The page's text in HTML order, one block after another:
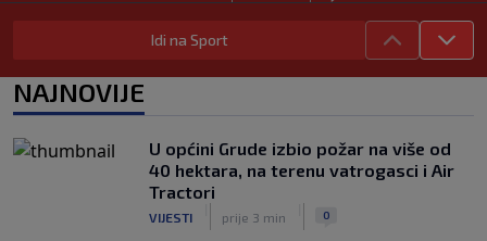
FS Norveške poručio Infantinu: Odlazi,
odmah!
NOGOMET prije 2 h
u bikiniju (FOTO+VIDEO)
OSTALI SPORTOVI
|
prije 2 h
| 0
Idi na Sport
NAJNOVIJE
U općini Grude izbio požar na više od
40 hektara, na terenu vatrogasci i Air
Tractori
VIJESTI prije 3 min 0